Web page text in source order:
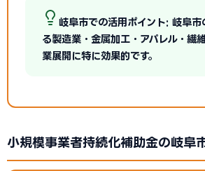
岐阜市での活用ポイント: 岐阜市
る製造業・金属加工・アパレル・繊
業展開に特に効果的です。
小規模事業者持続化補助金の岐阜